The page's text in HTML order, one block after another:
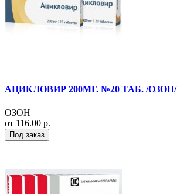
АЦИКЛОВИР 200МГ. №20 ТАБ. /ОЗОН/
ОЗОН
от 116.00 р.
Под заказ